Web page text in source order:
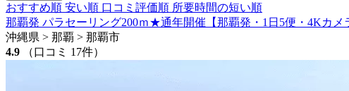
おすすめ順 安い順 口コミ評価順 所要時間の短い順
那覇発 パラセーリング200ｍ★通年開催【那覇発・1日5便・4Kカメ
沖縄県 > 那覇 > 那覇市
4.9
（口コミ 17件）